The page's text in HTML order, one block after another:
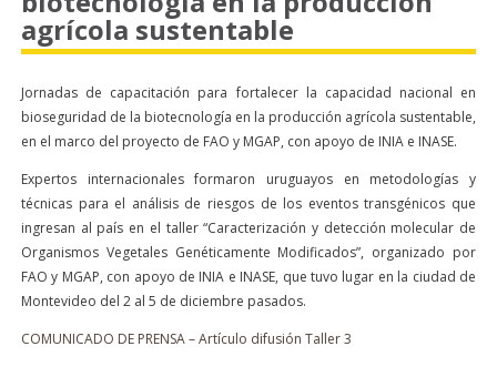
agrícola sustentable
Jornadas de capacitación para fortalecer la capacidad nacional en
bioseguridad de la biotecnología en la producción agrícola sustentable,
en el marco del proyecto de FAO y MGAP, con apoyo de INIA e INASE.
Expertos internacionales formaron uruguayos en metodologías y
técnicas para el análisis de riesgos de los eventos transgénicos que
ingresan al país en el taller “Caracterización y detección molecular de
Organismos Vegetales Genéticamente Modificados”, organizado por
FAO y MGAP, con apoyo de INIA e INASE, que tuvo lugar en la ciudad de
Montevideo del 2 al 5 de diciembre pasados.
COMUNICADO DE PRENSA – Artículo difusión Taller 3